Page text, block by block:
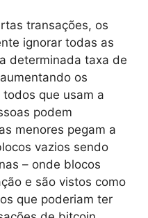
transações, os
ignorar todas as
determinada taxa de
os
que usam a
podem
menores pegam a
vazios sendo
– onde blocos
e são vistos como
que poderiam ter